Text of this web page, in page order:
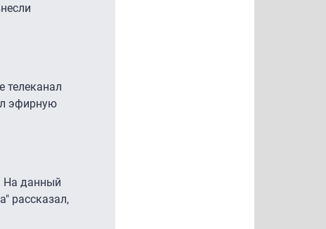
телеканал
эфирную
На данный
рассказал,